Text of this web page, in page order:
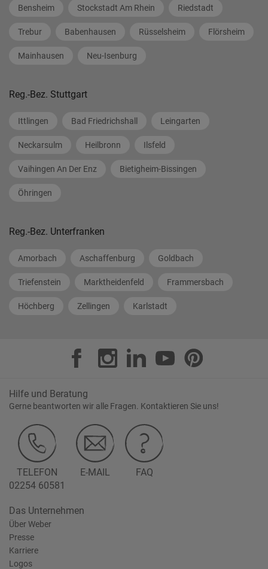
Bensheim Stockstadt Am Rhein Riedstadt
Trebur Babenhausen Rüsselsheim Flörsheim
Mainhausen Neu-Isenburg
Reg.-Bez. Stuttgart
Ittlingen Bad Friedrichshall Leingarten
Neckarsulm Heilbronn Ilsfeld
Vaihingen An Der Enz Bietigheim-Bissingen
Öhringen
Reg.-Bez. Unterfranken
Amorbach Aschaffenburg Goldbach
Triefenstein Marktheidenfeld Frammersbach
Höchberg Zellingen Karlstadt
Hilfe und Beratung
Gerne beantworten wir alle Fragen. Kontaktieren Sie uns!
TELEFON
02254 60581
E-MAIL FAQ
Das Unternehmen
Über Weber
Presse
Karriere
Logos